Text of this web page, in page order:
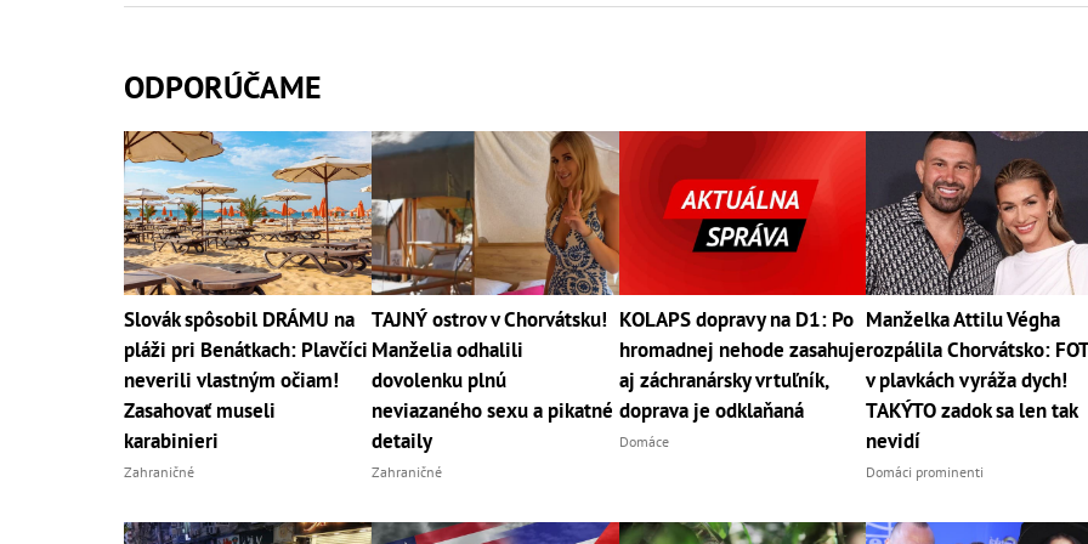
ODPORÚČAME
Slovák spôsobil DRÁMU na
pláži pri Benátkach: Plavčíci
neverili vlastným očiam!
Zasahovať museli
karabinieri
Zahraničné
TAJNÝ ostrov v Chorvátsku!
Manželia odhalili
dovolenku plnú
neviazaného sexu a pikatné
detaily
Zahraničné
KOLAPS dopravy na D1: Po
hromadnej nehode zasahuje
aj záchranársky vrtuľník,
doprava je odklaňaná
Domáce
Manželka Attilu Végha
rozpálila Chorvátsko:
v plavkách vyráža dych!
TAKÝTO zadok sa len tak
nevidí
Domáci prominenti